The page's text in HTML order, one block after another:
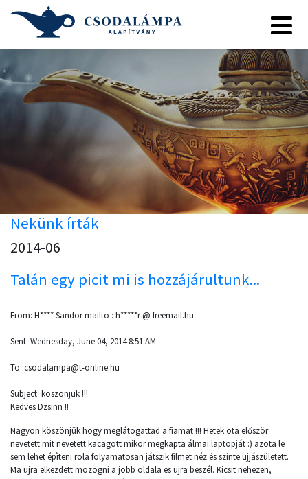
Nekünk írták
2014-06
Talán egy picit mi is hozzájárultunk...
From: H**** Sandor mailto : h*****r @ freemail.hu
Sent: Wednesday, June 04, 2014 8:51 AM
To: csodalampa@t-online.hu
Subject: köszönjük !!!
Kedves Dzsinn !!
Nagyon köszönjük hogy meglátogattad a fiamat !!! Hetek ota először
nevetett mit nevetett kacagott mikor megkapta álmai laptopját :) azota le
sem lehet épìteni rola folyamatosan játszik filmet néz és szinte ujjászületett.
Ma ujra elkezdett mozogni a jobb oldala es ujra beszél. Kicsit nehezen,